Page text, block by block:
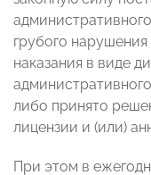
грубого
наказания в виде
либо принято
лицензии и (или)
При этом в